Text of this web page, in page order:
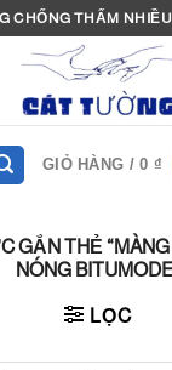
CHỐNG THẤM
GIỎ HÀNG /0 ₫
GẮN THẺ
NÓNG
LỌC